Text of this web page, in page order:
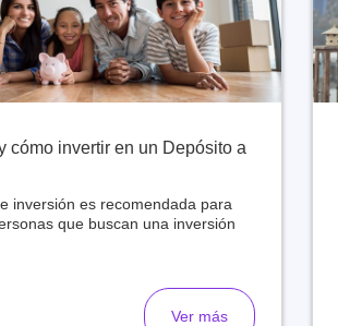
cómo invertir en un Depósito a
inversión es recomendada para
que buscan una inversión
Ver más